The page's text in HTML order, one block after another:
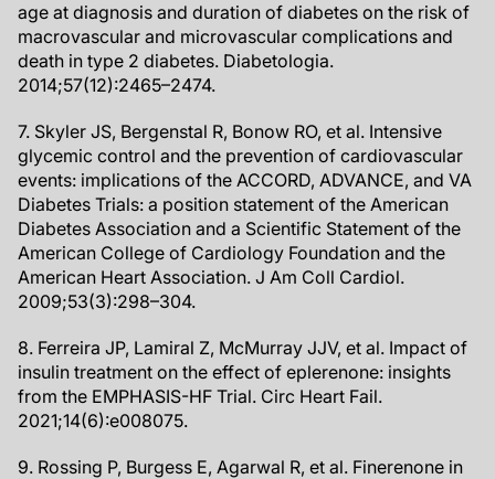
age at diagnosis and duration of diabetes on the risk of
macrovascular and microvascular complications and
death in type 2 diabetes. Diabetologia.
2014;57(12):2465–2474.
7. Skyler JS, Bergenstal R, Bonow RO, et al. Intensive
glycemic control and the prevention of cardiovascular
events: implications of the ACCORD, ADVANCE, and VA
Diabetes Trials: a position statement of the American
Diabetes Association and a Scientific Statement of the
American College of Cardiology Foundation and the
American Heart Association. J Am Coll Cardiol.
2009;53(3):298–304.
8. Ferreira JP, Lamiral Z, McMurray JJV, et al. Impact of
insulin treatment on the effect of eplerenone: insights
from the EMPHASIS-HF Trial. Circ Heart Fail.
2021;14(6):e008075.
9. Rossing P, Burgess E, Agarwal R, et al. Finerenone in